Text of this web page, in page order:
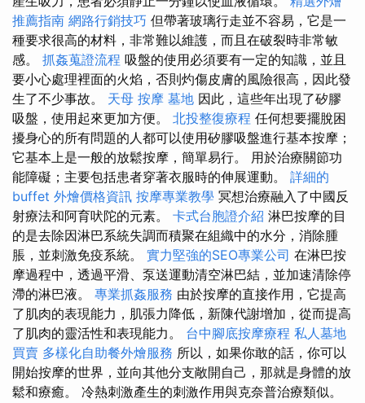
推薦指南 網路行銷技巧 但帶著玻璃行走並不容易，它是一
種要求很高的材料，非常難以維護，而且在破裂時非常敏
感。 抓姦蒐證流程 吸盤的使用必須要有一定的知識，並且
要小心處理裡面的火焰，否則灼傷皮膚的風險很高，因此發
生了不少事故。 天母 按摩 墓地 因此，這些年出現了矽膠
吸盤，使用起來更加方便。 北投整復療程 任何想要擺脫困
擾身心的所有問題的人都可以使用矽膠吸盤進行基本按摩；
它基本上是一般的放鬆按摩，簡單易行。 用於治療關節功
能障礙；主要包括患者穿著衣服時的伸展運動。 詳細的
buffet 外燴價格資訊 按摩專業教學 冥想治療融入了中國反
射療法和阿育吠陀的元素。 卡式台胞證介紹 淋巴按摩的目
的是去除因淋巴系統失調而積聚在組織中的水分，消除腫
脹，並刺激免疫系統。 實力堅強的SEO專業公司 在淋巴按
摩過程中，透過平滑、泵送運動清空淋巴結，並加速清除停
滯的淋巴液。 專業抓姦服務 由於按摩的直接作用，它提高
了肌肉的表現能力，肌張力降低，新陳代謝增加，從而提高
了肌肉的靈活性和表現能力。 台中腳底按摩療程 私人墓地
買賣 多樣化自助餐外燴服務 所以，如果你敢的話，你可以
開始按摩的世界，並向其他分支敞開自己，那就是身體的放
鬆和療癒。 冷熱刺激產生的刺激作用與克奈普治療類似。